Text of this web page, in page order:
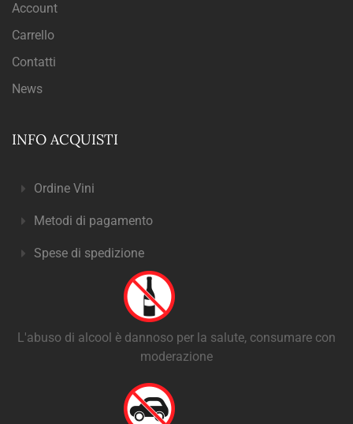
Account
Carrello
Contatti
News
INFO ACQUISTI
Ordine Vini
Metodi di pagamento
Spese di spedizione
L'abuso di alcool è dannoso per la salute, consumare con
moderazione